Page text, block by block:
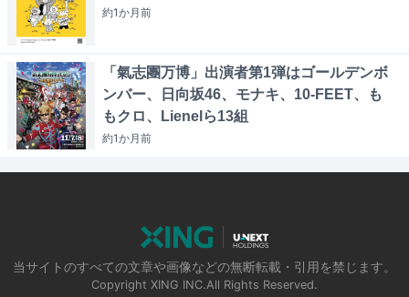
約1か月前
「氣志團万博」出演者第1弾はゴールデンボ
ンバー、日向坂46、モナキ、10-FEET、も
もクロ、Lienelら13組
約1か月前
当サイトのすべての文章や画像などの無断転載・引用を禁じます。
Copyright XING INC.All Rights Reserved.